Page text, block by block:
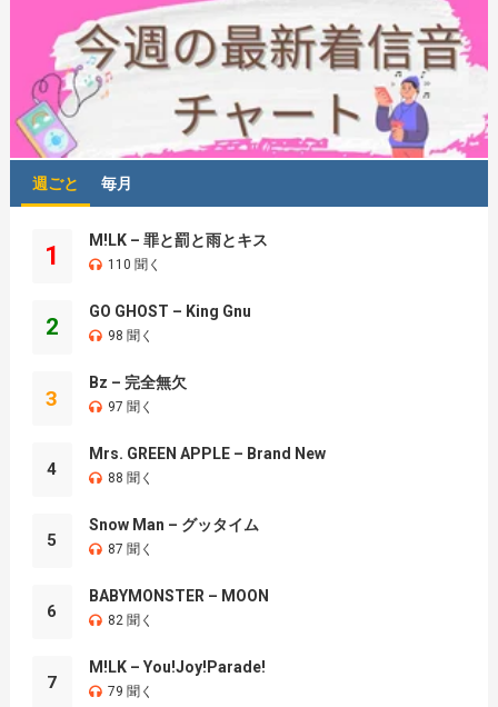
週ごと 毎月
1
M!LK – 罪と罰と雨とキス
110 聞く
2
GO GHOST – King Gnu
98 聞く
3
Bz – 完全無欠
97 聞く
4
Mrs. GREEN APPLE – Brand New
88 聞く
5
Snow Man – グッタイム
87 聞く
6
BABYMONSTER – MOON
82 聞く
7
M!LK – You!Joy!Parade!
79 聞く